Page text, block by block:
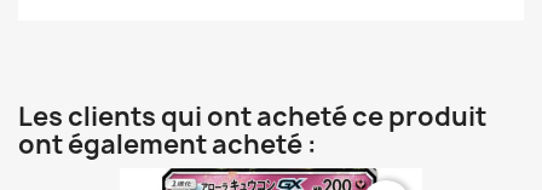
Les clients qui ont acheté ce produit
ont également acheté :